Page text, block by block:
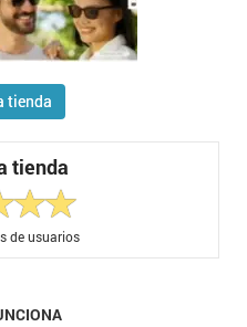
tienda
tienda
de usuarios